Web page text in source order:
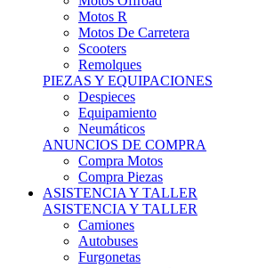
Motos R
Motos De Carretera
Scooters
Remolques
PIEZAS Y EQUIPACIONES
Despieces
Equipamiento
Neumáticos
ANUNCIOS DE COMPRA
Compra Motos
Compra Piezas
ASISTENCIA Y TALLER
ASISTENCIA Y TALLER
Camiones
Autobuses
Furgonetas